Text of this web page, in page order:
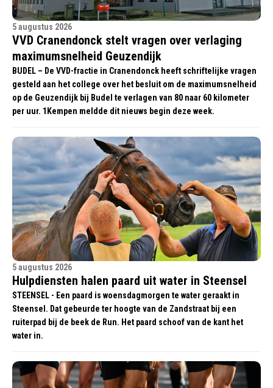
5 augustus 2026
VVD Cranendonck stelt vragen over verlaging
maximumsnelheid Geuzendijk
BUDEL – De VVD-fractie in Cranendonck heeft schriftelijke vragen
gesteld aan het college over het besluit om de maximumsnelheid
op de Geuzendijk bij Budel te verlagen van 80 naar 60 kilometer
per uur. 1Kempen meldde dit nieuws begin deze week.
5 augustus 2026
Hulpdiensten halen paard uit water in Steensel
STEENSEL - Een paard is woensdagmorgen te water geraakt in
Steensel. Dat gebeurde ter hoogte van de Zandstraat bij een
ruiterpad bij de beek de Run. Het paard schoof van de kant het
water in.